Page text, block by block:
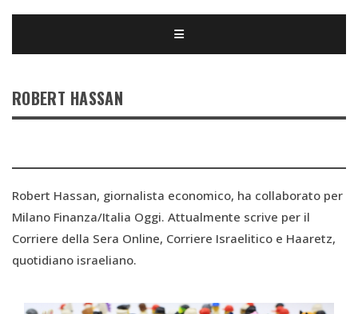
ROBERT HASSAN
Robert Hassan, giornalista economico, ha collaborato per
Milano Finanza/Italia Oggi. Attualmente scrive per il
Corriere della Sera Online, Corriere Israelitico e Haaretz,
quotidiano israeliano.